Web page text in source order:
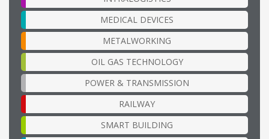
MEDICAL DEVICES
METALWORKING
OIL GAS TECHNOLOGY
POWER & TRANSMISSION
RAILWAY
SMART BUILDING